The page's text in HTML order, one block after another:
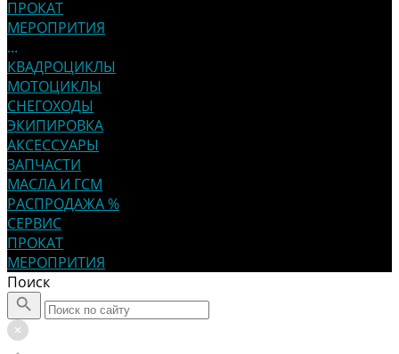
ПРОКАТ
МЕРОПРИТИЯ
...
КВАДРОЦИКЛЫ
МОТОЦИКЛЫ
СНЕГОХОДЫ
ЭКИПИРОВКА
АКСЕССУАРЫ
ЗАПЧАСТИ
МАСЛА И ГСМ
РАСПРОДАЖА %
СЕРВИС
ПРОКАТ
МЕРОПРИТИЯ
Поиск